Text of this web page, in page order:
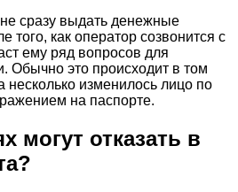
сразу выдать денежные
того, как оператор созвонится с
ему ряд вопросов для
Обычно это происходит в том
несколько изменилось лицо по
на паспорте.
могут отказать в